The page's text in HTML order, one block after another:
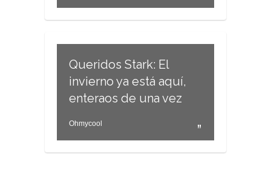
Queridos Stark: El
invierno ya está aquí,
enteraos de una vez
Ohmycool